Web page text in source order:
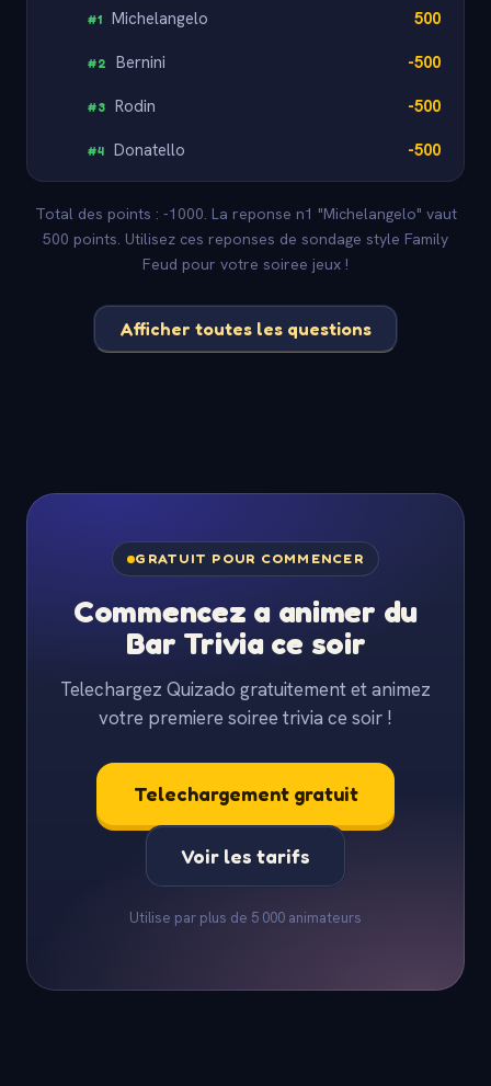
#1 Michelangelo 500
#2 Bernini -500
#3 Rodin -500
#4 Donatello -500
Total des points : -1000. La reponse n1 "Michelangelo" vaut
500 points. Utilisez ces reponses de sondage style Family
Feud pour votre soiree jeux !
Afficher toutes les questions
GRATUIT POUR COMMENCER
Commencez a animer du
Bar Trivia ce soir
Telechargez Quizado gratuitement et animez
votre premiere soiree trivia ce soir !
Telechargement gratuit
Voir les tarifs
Utilise par plus de 5 000 animateurs